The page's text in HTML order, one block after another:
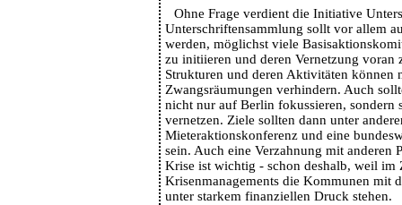
Ohne Frage verdient die Initiative
Unterschriftensammlung sollt vor allem
werden, möglichst viele
zu initiieren und deren Vernetzung voran
Strukturen und deren Aktivitäten können
Zwangsräumungen verhindern. Auch
nicht nur auf Berlin fokussieren, sondern
vernetzen. Ziele sollten dann unter
Mieteraktionskonferenz und eine
sein. Auch eine Verzahnung mit anderen
Krise ist wichtig - schon deshalb, weil im
Krisenmanagements die Kommunen mit
unter starkem finanziellen Druck stehen.